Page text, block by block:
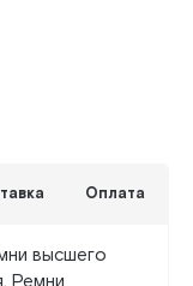
Оплата
высшего